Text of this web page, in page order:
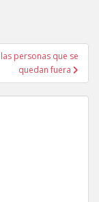
personas que se
quedan fuera